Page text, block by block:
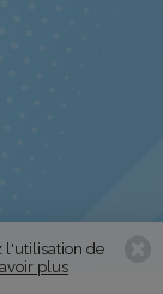
l'utilisation de
plus